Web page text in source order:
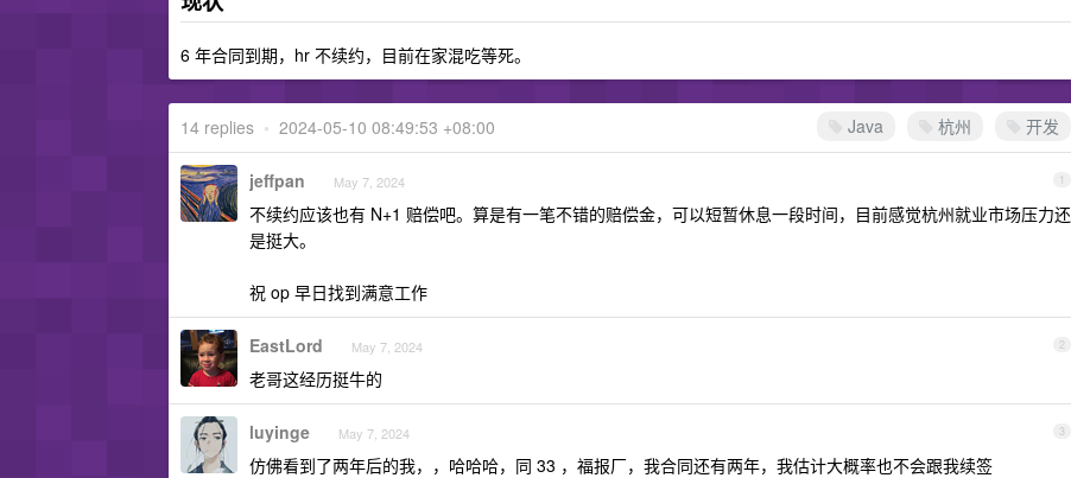
6 年合同到期，hr 不续约，目前在家混吃等死。
Java 杭州 开发
14 replies • 2024-05-10 08:49:53 +08:00
1
jeffpan May 7, 2024
不续约应该也有 N+1 赔偿吧。算是有一笔不错的赔偿金，可以短暂休息一段时间，目前感觉杭州就业市场压力还
是挺大。
祝 op 早日找到满意工作
2
EastLord May 7, 2024
老哥这经历挺牛的
3
luyinge May 7, 2024
仿佛看到了两年后的我，，哈哈哈，同 33 ，福报厂，我合同还有两年，我估计大概率也不会跟我续签